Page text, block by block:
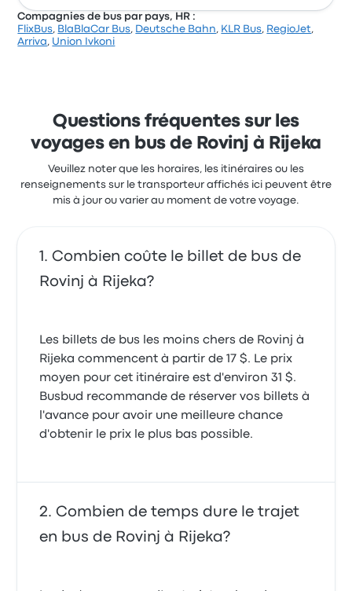
Sur un total de 15060 avis, la compagnie a reçu la
voyage commencer à 17 $
Compagnies de bus par pays, HR :
FlixBus, BlaBlaCar Bus, Deutsche Bahn, KLR Bus, RegioJet,
Arriva, Union Ivkoni
Questions fréquentes sur les
voyages en bus de Rovinj à Rijeka
Veuillez noter que les horaires, les itinéraires ou les
renseignements sur le transporteur affichés ici peuvent être
mis à jour ou varier au moment de votre voyage.
Combien coûte le billet de bus de
Rovinj à Rijeka?
Les billets de bus les moins chers de Rovinj à
Rijeka commencent à partir de 17 $. Le prix
moyen pour cet itinéraire est d'environ 31 $.
Busbud recommande de réserver vos billets à
l'avance pour avoir une meilleure chance
d'obtenir le prix le plus bas possible.
Combien de temps dure le trajet
en bus de Rovinj à Rijeka?